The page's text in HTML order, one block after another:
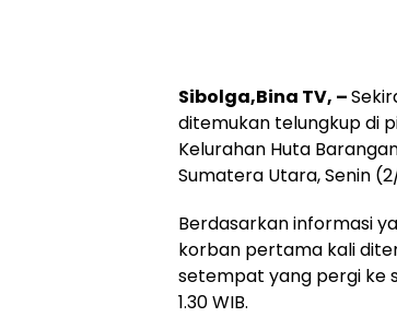
Sibolga,Bina TV, –
ditemukan telungkup di
Kelurahan Huta
Sumatera Utara, Senin
Berdasarkan informasi
korban pertama kali
setempat yang pergi ke
1.30 WIB.